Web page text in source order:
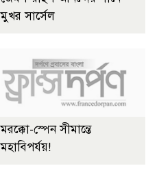
মুখর সার্সেল
মরক্কো-স্পেন সীমান্তে
মহাবিপর্যয়!